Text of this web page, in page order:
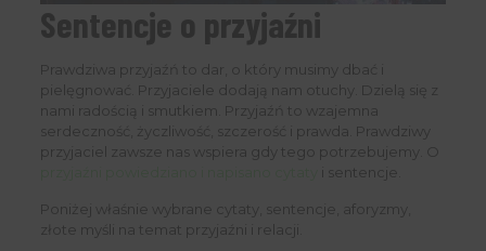
Sentencje o przyjaźni
Prawdziwa przyjaźń to dar, o który musimy dbać i
pielęgnować. Przyjaciele dodają nam otuchy. Dzielą się z
nami radością i smutkiem. Przyjaźń to wzajemna
serdeczność, życzliwość, szczerość i prawda. Prawdziwy
przyjaciel zawsze nas wspiera gdy tego potrzebujemy. O
i sentencje.
Poniżej właśnie wybrane cytaty, sentencje, aforyzmy,
złote myśli na temat przyjaźni i relacji.